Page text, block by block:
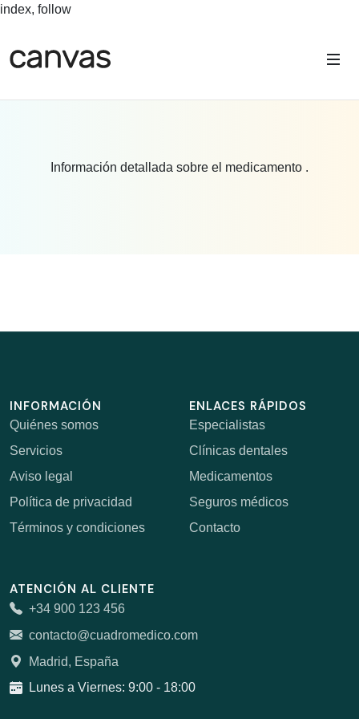
index, follow
Información detallada sobre el medicamento .
INFORMACIÓN
Quiénes somos
Servicios
Aviso legal
Política de privacidad
Términos y condiciones
ENLACES RÁPIDOS
Especialistas
Clínicas dentales
Medicamentos
Seguros médicos
Contacto
ATENCIÓN AL CLIENTE
+34 900 123 456
contacto@cuadromedico.com
Madrid, España
Lunes a Viernes: 9:00 - 18:00